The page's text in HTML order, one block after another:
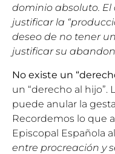
dominio absoluto.
justificar la
deseo de no tener
justificar su
No existe un
un “derecho al hijo”.
puede anular la
Recordemos lo que
Episcopal Española
entre procreación y